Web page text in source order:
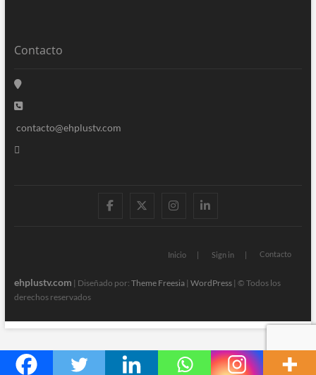
Contacto
contacto@ehplustv.com
facebooktwitterinstagram
linkedin
Inicio Sign in Contacto
ehplustv.com | Diseñado por: Theme Freesia| WordPress| © Todos los
derechos reservados